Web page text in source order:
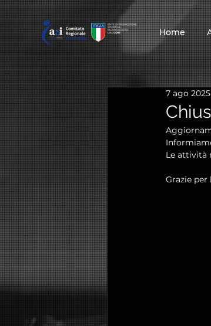
Home
7 ago 2025
Le attività
Grazie per